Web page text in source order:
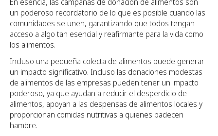
un poderoso recordatorio de lo que es posible cuando las
comunidades se unen, garantizando que todos tengan
acceso a algo tan esencial y reafirmante para la vida como
los alimentos.
Incluso una pequeña colecta de alimentos puede generar
un impacto significativo. Incluso las donaciones modestas
de alimentos de las empresas pueden tener un impacto
poderoso, ya que ayudan a reducir el desperdicio de
alimentos, apoyan a las despensas de alimentos locales y
proporcionan comidas nutritivas a quienes padecen
hambre.